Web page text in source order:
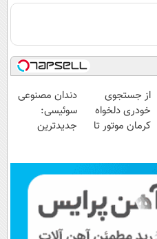
از جستجوی
خودری دلخواه
کرمان موتور تا
و مستقیم
دندان مصنوعی
سوئیسی:
جدیدترین
پرداخت قسطی